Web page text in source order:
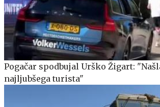
Pogačar spodbujal Urško Žigart:
najljubšega turista"